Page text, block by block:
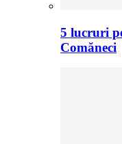
5 lucruri
Comăneci